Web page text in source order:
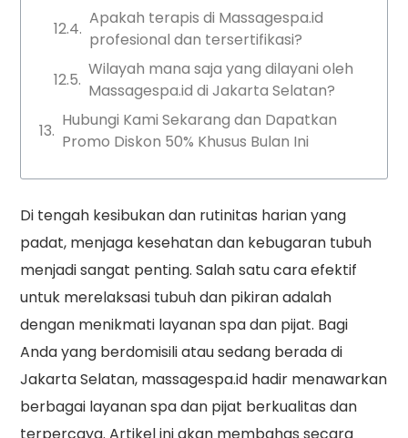
Apakah terapis di Massagespa.id
profesional dan tersertifikasi?
Wilayah mana saja yang dilayani oleh
Massagespa.id di Jakarta Selatan?
Hubungi Kami Sekarang dan Dapatkan
Promo Diskon 50% Khusus Bulan Ini
Di tengah kesibukan dan rutinitas harian yang
padat, menjaga kesehatan dan kebugaran tubuh
menjadi sangat penting. Salah satu cara efektif
untuk merelaksasi tubuh dan pikiran adalah
dengan menikmati layanan spa dan pijat. Bagi
Anda yang berdomisili atau sedang berada di
Jakarta Selatan, massagespa.id hadir menawarkan
berbagai layanan spa dan pijat berkualitas dan
terpercaya. Artikel ini akan membahas secara